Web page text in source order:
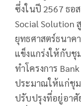
ซึ่งในปี 2567 ธอ
Social Solution
ยุทธศาสตร์ธนาค
แข็งแกร่งให้กับชุ
ทำโครงการ
ประมาณให้แก่ชุ
ปรับปรุงที่อยู่อาศั